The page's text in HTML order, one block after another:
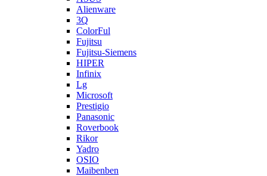
Alienware
3Q
ColorFul
Fujitsu
Fujitsu-Siemens
HIPER
Infinix
Lg
Microsoft
Prestigio
Panasonic
Roverbook
Rikor
Yadro
OSIO
Maibenben